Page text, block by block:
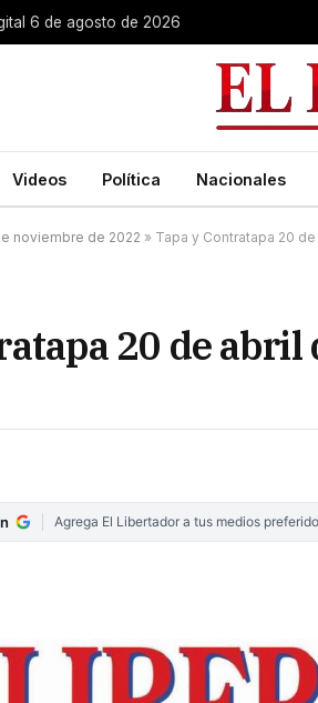
6 de agosto de 2026
Videos Política Nacionales
noviembre de 2022 » Tapa y Contratapa 20
20 de abril
Agrega El Libertador a tus medios